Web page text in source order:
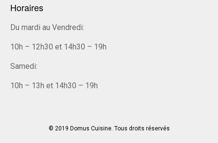
Horaires
Du mardi au Vendredi:
10h – 12h30 et 14h30 – 19h
Samedi:
10h – 13h et 14h30 – 19h
© 2019 Domus Cuisine. Tous droits réservés